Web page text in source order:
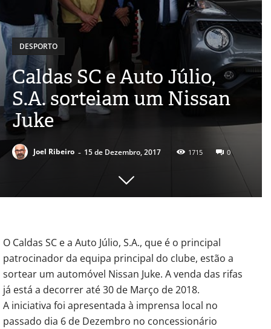
DESPORTO
Caldas SC e Auto Júlio,
S.A. sorteiam um Nissan
Juke
Joel Ribeiro - 15 de Dezembro, 2017 1715 0
O Caldas SC e a Auto Júlio, S.A., que é o principal
patrocinador da equipa principal do clube, estão a
sortear um automóvel Nissan Juke. A venda das rifas
já está a decorrer até 30 de Março de 2018.
A iniciativa foi apresentada à imprensa local no
passado dia 6 de Dezembro no concessionário